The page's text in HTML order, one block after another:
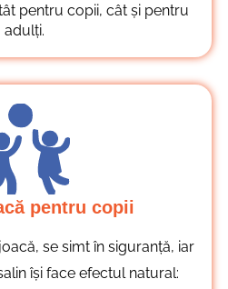
pentru copii, cât și pentru
adulți.
pentru copii
se simt în siguranță, iar
își face efectul natural: